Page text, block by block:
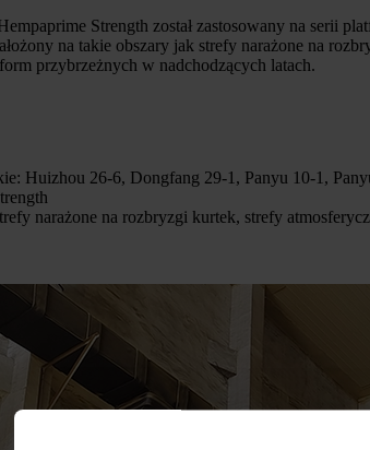
Strength został zastosowany na serii
na takie obszary jak strefy narażone na
przybrzeżnych w nadchodzących latach.
Huizhou 26-6, Dongfang 29-1, Panyu 10-1,
narażone na rozbryzgi kurtek, strefy